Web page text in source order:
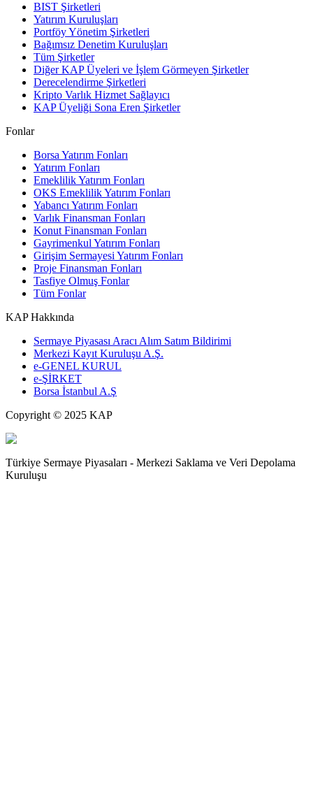
BIST Şirketleri
Yatırım Kuruluşları
Portföy Yönetim Şirketleri
Bağımsız Denetim Kuruluşları
Tüm Şirketler
Diğer KAP Üyeleri ve İşlem Görmeyen Şirketler
Derecelendirme Şirketleri
Kripto Varlık Hizmet Sağlayıcı
KAP Üyeliği Sona Eren Şirketler
Fonlar
Borsa Yatırım Fonları
Yatırım Fonları
Emeklilik Yatırım Fonları
OKS Emeklilik Yatırım Fonları
Yabancı Yatırım Fonları
Varlık Finansman Fonları
Konut Finansman Fonları
Gayrimenkul Yatırım Fonları
Girişim Sermayesi Yatırım Fonları
Proje Finansman Fonları
Tasfiye Olmuş Fonlar
Tüm Fonlar
KAP Hakkında
Sermaye Piyasası Aracı Alım Satım Bildirimi
Merkezi Kayıt Kuruluşu A.Ş.
e-GENEL KURUL
e-ŞİRKET
Borsa İstanbul A.Ş
Copyright © 2025 KAP
Türkiye Sermaye Piyasaları - Merkezi Saklama ve Veri Depolama
Kuruluşu